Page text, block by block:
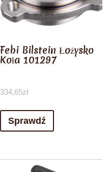
Febi Bilstein Łożysko
Koła 101297
334,65zł
Sprawdź